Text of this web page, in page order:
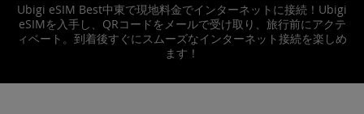
Ubigi eSIM Best中東で現地料金でインターネットに接続！Ubigi
eSIMを入手し、QRコードをメールで受け取り、旅行前にアクテ
ィベート。到着後すぐにスムーズなインターネット接続を楽しめ
ます！